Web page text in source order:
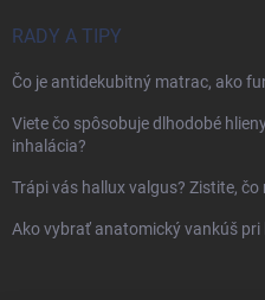
RADY A TIPY
Čo je antidekubitný matrac, ako
Viete čo spôsobuje dlhodobé
inhalácia?
Trápi vás hallux valgus? Zistite,
Ako vybrať anatomický vankúš pri